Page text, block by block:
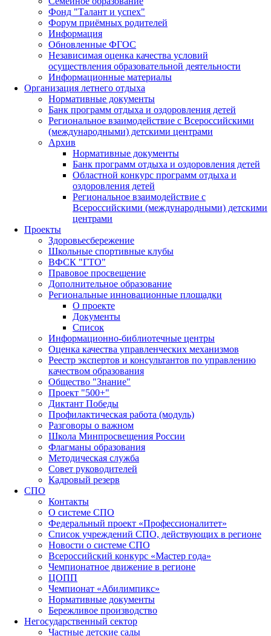
Фонд "Талант и успех"
Форум приёмных родителей
Информация
Обновленные ФГОС
Независимая оценка качества условий
осуществления образовательной деятельности
Информационные материалы
Организация летнего отдыха
Нормативные документы
Банк программ отдыха и оздоровления детей
Региональное взаимодействие с Всероссийскими
(международными) детскими центрами
Архив
Нормативные документы
Банк программ отдыха и оздоровления детей
Областной конкурс программ отдыха и
оздоровления детей
Региональное взаимодействие с
Всероссийскими (международными) детскими
центрами
Проекты
Здоровьесбережение
Школьные спортивные клубы
ВФСК "ГТО"
Правовое просвещение
Дополнительное образование
Региональные инновационные площадки
О проекте
Документы
Список
Информационно-библиотечные центры
Оценка качества управленческих механизмов
Реестр экспертов и консультантов по управлению
качеством образования
Общество "Знание"
Проект "500+"
Диктант Победы
Профилактическая работа (модуль)
Разговоры о важном
Школа Минпросвещения России
Флагманы образования
Методическая служба
Совет руководителей
Кадровый резерв
СПО
Контакты
О системе СПО
Федеральный проект «Профессионалитет»
Список учреждений СПО, действующих в регионе
Новости о системе СПО
Всероссийский конкурс «Мастер года»
Чемпионатное движение в регионе
ЦОПП
Чемпионат «Абилимпикс»
Нормативные документы
Бережливое производство
Негосударственный сектор
Частные детские сады